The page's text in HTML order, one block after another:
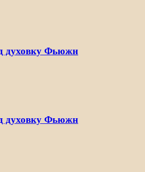
духовку Фьюжн
духовку Фьюжн